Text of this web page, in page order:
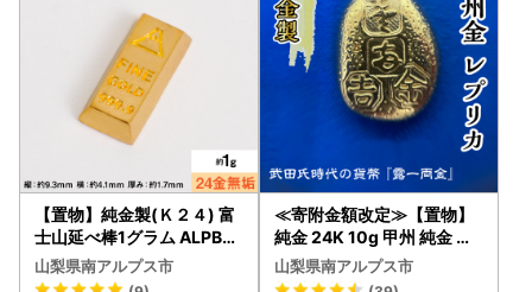
ございます。
迷惑メールフォルダ内やセキュリティソフトのメーカーに確
認のうえ、「＠furusato-lg.jp」のドメイン指定受信設定を
お願いいたします。
【長期不在について】
・5日間以上のご不在期間がある場合には、寄附申込フォー
ムの備考欄へご記入ください。
※繁忙期につきましては、お届け時間をご指定いただいても
時間が前後する場合がございます。
【置物】純金製(Ｋ２４) 富
士山延べ棒1グラム ALPBK1
80
山梨県南アルプス市
≪寄附金額改定≫【置物】
純金 24K 10g 甲州 純金 レ
プリカ 武田氏時代 の 貨幣 A
LPBK095
山梨県南アルプス市